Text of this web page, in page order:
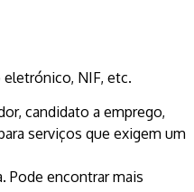
NIF, etc.
candidato a emprego,
serviços que exigem um
Pode encontrar mais